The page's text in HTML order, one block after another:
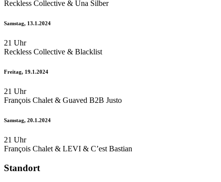
Reckless Collective & Una Silber
Samstag, 13.1.2024
21 Uhr
Reckless Collective & Blacklist
Freitag, 19.1.2024
21 Uhr
François Chalet & Guaved B2B Justo
Samstag, 20.1.2024
21 Uhr
François Chalet & LEVI & C’est Bastian
Standort